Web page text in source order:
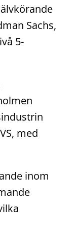
Sachs,
5-
med
inom